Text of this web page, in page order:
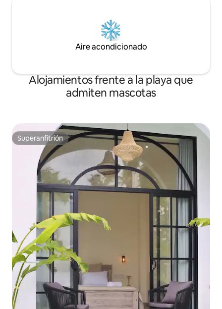
Aire acondicionado
Alojamientos frente a la playa que
admiten mascotas
Superanfitrión
Superanfitrión